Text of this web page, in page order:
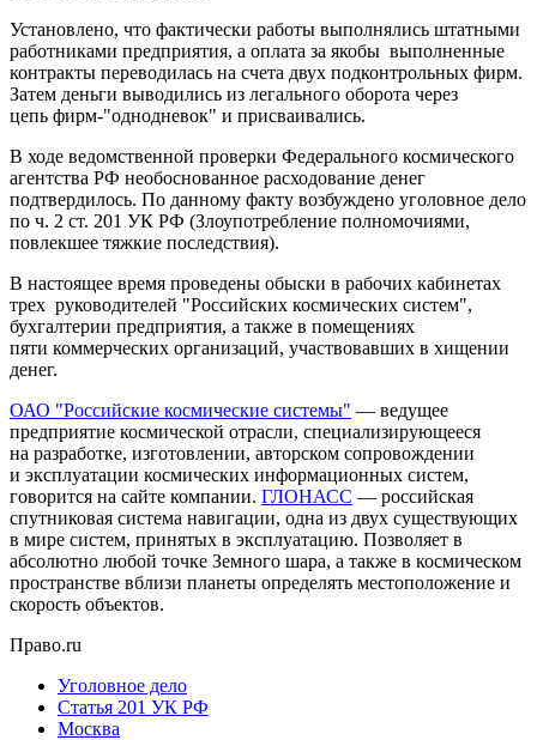
Установлено, что фактически работы выполнялись штатными
работниками предприятия, а оплата за якобы выполненные
контракты переводилась на счета двух подконтрольных фирм.
Затем деньги выводились из легального оборота через
цепь фирм-"однодневок" и присваивались.
В ходе ведомственной проверки Федерального космического
агентства РФ необоснованное расходование денег
подтвердилось. По данному факту возбуждено уголовное дело
по ч. 2 ст. 201 УК РФ (Злоупотребление полномочиями,
повлекшее тяжкие последствия).
В настоящее время проведены обыски в рабочих кабинетах
трех руководителей "Российских космических систем",
бухгалтерии предприятия, а также в помещениях
пяти коммерческих организаций, участвовавших в хищении
денег.
ОАО "Российские космические системы" — ведущее
предприятие космической отрасли, специализирующееся
на разработке, изготовлении, авторском сопровождении
и эксплуатации космических информационных систем,
говорится на сайте компании. ГЛОНАСС — российская
спутниковая система навигации, одна из двух существующих
в мире систем, принятых в эксплуатацию. Позволяет в
абсолютно любой точке Земного шара, а также в космическом
пространстве вблизи планеты определять местоположение и
скорость объектов.
Право.ru
Уголовное дело
Статья 201 УК РФ
Москва